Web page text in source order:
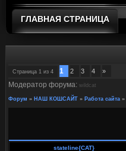
ГЛАВНАЯ СТРАНИЦА
Страница 1 из 4 1 2 3 4 »
Модератор форума: wildcat
Форум » НАШ КОШСАЙТ » Работа сайта »
stateline{CAT}